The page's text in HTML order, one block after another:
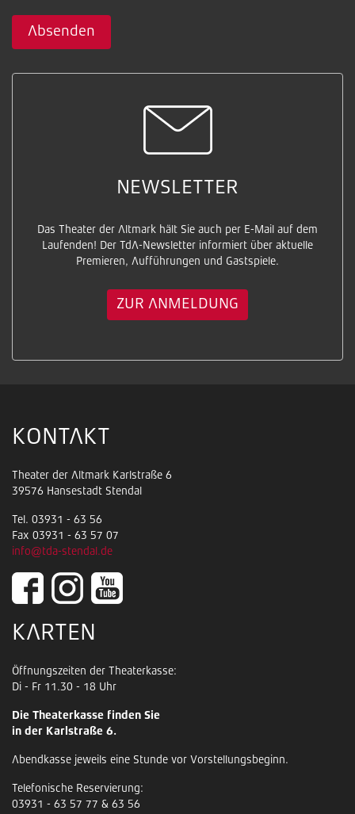
Absenden
NEWSLETTER
Das Theater der Altmark hält Sie auch per E-Mail auf dem
Laufenden! Der TdA-Newsletter informiert über aktuelle
Premieren, Aufführungen und Gastspiele.
ZUR ANMELDUNG
KONTAKT
Theater der Altmark Karlstraße 6
39576 Hansestadt Stendal
Tel. 03931 - 63 56
Fax 03931 - 63 57 07
info@tda-stendal.de
KARTEN
Öffnungszeiten der Theaterkasse:
Di - Fr 11.30 - 18 Uhr
Die Theaterkasse finden Sie
in der Karlstraße 6.
Abendkasse jeweils eine Stunde vor Vorstellungsbeginn.
Telefonische Reservierung:
03931 - 63 57 77 & 63 56